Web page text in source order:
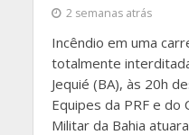
2 semanas atrás
Incêndio em uma
totalmente
Jequié (BA), às 20h
Equipes da PRF e
Militar da Bahia